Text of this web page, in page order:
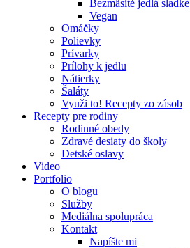
Bezmäsité jedlá sladké
Vegan
Omáčky
Polievky
Prívarky
Prílohy k jedlu
Nátierky
Šaláty
Využi to! Recepty zo zásob
Recepty pre rodiny
Rodinné obedy
Zdravé desiaty do školy
Detské oslavy
Video
Portfolio
O blogu
Služby
Mediálna spolupráca
Kontakt
Napíšte mi